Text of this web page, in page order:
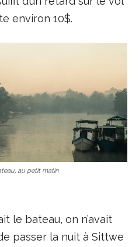
environ 10$.
au petit matin
le bateau, on n’avait
passer la nuit à Sittwe